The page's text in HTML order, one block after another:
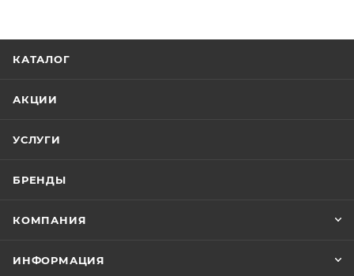
КАТАЛОГ
АКЦИИ
УСЛУГИ
БРЕНДЫ
КОМПАНИЯ
ИНФОРМАЦИЯ